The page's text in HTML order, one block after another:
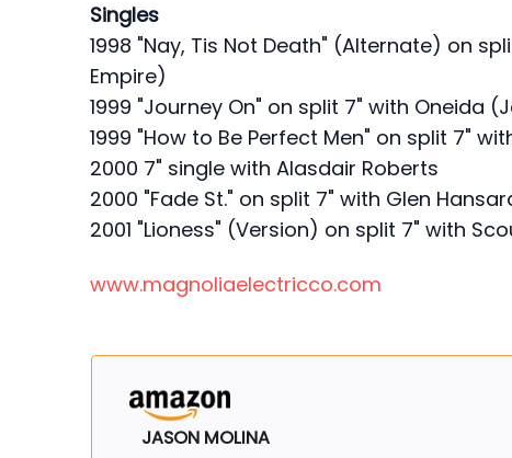
Singles
1998 "Nay, Tis Not Death" (Alternate) on
Empire)
1999 "Journey On" on split 7" with Oneida
1999 "How to Be Perfect Men" on split 7"
2000 7" single with Alasdair Roberts
2000 "Fade St." on split 7" with Glen
2001 "Lioness" (Version) on split 7" with
www.magnoliaelectricco.com
JASON MOLINA